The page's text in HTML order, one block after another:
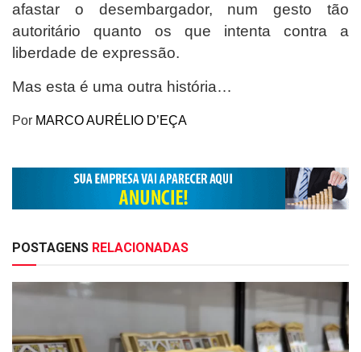
afastar o desembargador, num gesto tão
autoritário quanto os que intenta contra a
liberdade de expressão.
Mas esta é uma outra história…
Por MARCO AURÉLIO D’EÇA
POSTAGENS RELACIONADAS